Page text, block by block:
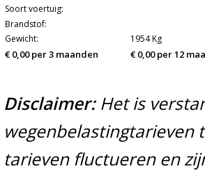
Soort voertuig:
Brandstof:
Gewicht:
1954 Kg
€ 0,00 per 3 maanden € 0,00 per 12
Disclaimer:Het is
wegenbelastingtarieven
tarieven fluctueren en